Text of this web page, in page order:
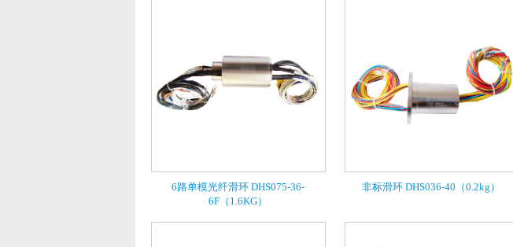
6路单模光纤滑环 DHS075-36-
6F（1.6KG）
非标滑环 DHS036-40（0.2kg）